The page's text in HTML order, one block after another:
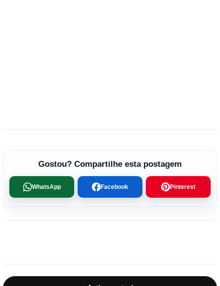
Gostou? Compartilhe esta postagem
WhatsApp Facebook Pinterest